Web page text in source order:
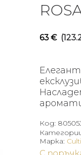
63 €
Код:
С
Марка: Culti